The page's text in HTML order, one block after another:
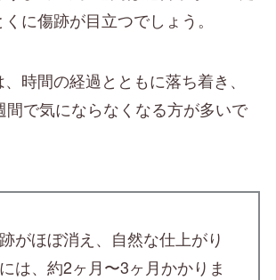
に傷跡が目立つでしょう。
時間の経過とともに落ち着き、
間で気にならなくなる方が多いで
がほぼ消え、自然な仕上がり
は、約2ヶ月〜3ヶ月かかりま